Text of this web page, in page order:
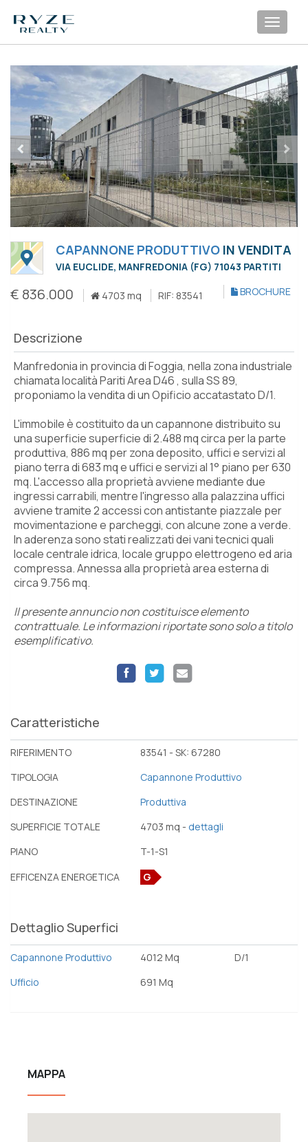
CAPANNONE PRODUTTIVO IN VENDITA
VIA EUCLIDE, MANFREDONIA (FG) 71043 PARTITI
€ 836.000 4703 mq RIF: 83541 BROCHURE
Descrizione
Manfredonia in provincia di Foggia, nella zona industriale
chiamata località Pariti Area D46 , sulla SS 89,
proponiamo la vendita di un Opificio accatastato D/1.
L'immobile è costituito da un capannone distribuito su
una superficie superficie di 2.488 mq circa per la parte
produttiva, 886 mq per zona deposito, uffici e servizi al
piano terra di 683 mq e uffici e servizi al 1° piano per 630
mq. L'accesso alla proprietà avviene mediante due
ingressi carrabili, mentre l'ingresso alla palazzina uffici
avviene tramite 2 accessi con antistante piazzale per
movimentazione e parcheggi, con alcune zone a verde.
In aderenza sono stati realizzati dei vani tecnici quali
locale centrale idrica, locale gruppo elettrogeno ed aria
compressa. Annessa alla proprietà area esterna di
circa 9.756 mq.
Il presente annuncio non costituisce elemento
contrattuale. Le informazioni riportate sono solo a titolo
esemplificativo.
Caratteristiche
RIFERIMENTO
83541 - SK: 67280
TIPOLOGIA
Capannone Produttivo
DESTINAZIONE
Produttiva
SUPERFICIE TOTALE
4703 mq - dettagli
PIANO
T-1-S1
EFFICENZA ENERGETICA
G
Dettaglio Superfici
Capannone Produttivo 4012 Mq
D/1
Ufficio
691 Mq
MAPPA